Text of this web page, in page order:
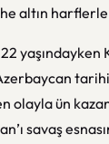
altın harflerle
yaşındayken
olayla ün
savaş